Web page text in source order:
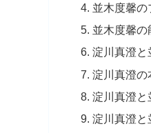
並木度馨
並木度馨の
淀川真澄と
淀川真澄の
淀川真澄と
淀川真澄と